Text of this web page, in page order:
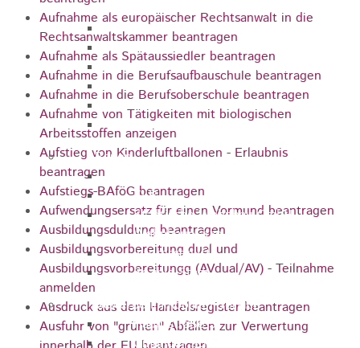
IHK Ostwürttemberg
WiRO Ostwürttemberg
Geoportal Ostwürttemberg
Wirtschaftsclub Ostwürttemberg
Arbeitsagentur
Gewerbe- und Handelsverein
Bauen
ELR
Städtische Wohnbau-GmbH
Wohnbauplätze
Interessenliste
Soziale Stadt
Gewerbe-Immobilien-Service
Hauptstraße 31
Gmünder Str. 29
Aufnahme als europäischer Rechtsanwalt in die
Rechtsanwaltskammer beantragen
Aufnahme als Spätaussiedler beantragen
Aufnahme in die Berufsaufbauschule beantragen
Aufnahme in die Berufsoberschule beantragen
Aufnahme von Tätigkeiten mit biologischen
Arbeitsstoffen anzeigen
Aufstieg von Kinderluftballonen - Erlaubnis
beantragen
Aufstiegs-BAföG beantragen
Aufwendungsersatz für einen Vormund beantragen
Ausbildungsduldung beantragen
Ausbildungsvorbereitung dual und
Ausbildungsvorbereitungg (AVdual/AV) - Teilnahme
anmelden
Ausdruck aus dem Handelsregister beantragen
Ausfuhr von "grünen" Abfällen zur Verwertung